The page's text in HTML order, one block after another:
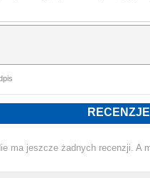
RECENZJE
ma jeszcze żadnych recenzji. A